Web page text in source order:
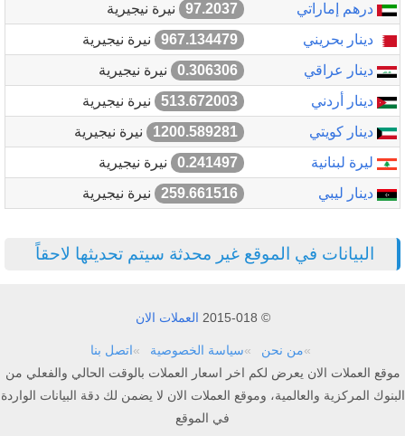
درهم إماراتي
97.2037
نيرة نيجيرية
دينار بحريني
967.134479
نيرة نيجيرية
دينار عراقي
0.306306
نيرة نيجيرية
دينار أردني
513.672003
نيرة نيجيرية
دينار كويتي
1200.589281
نيرة نيجيرية
ليرة لبنانية
0.241497
نيرة نيجيرية
دينار ليبي
259.661516 نيرة نيجيرية
البيانات في الموقع غير محدثة سيتم تحديثها لاحقاً
© 2015-018 العملات الان
من نحن سياسة الخصوصية
اتصل بنا
موقع العملات الان يعرض لكم اخر اسعار العملات بالوقت الحالي والفعلي من
البنوك المركزية والعالمية، وموقع العملات الان لا يضمن لك دقة البيانات الواردة
في الموقع